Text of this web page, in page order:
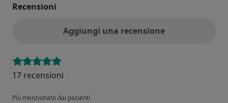
Recensioni
Aggiungi una recensione
17 recensioni
Più menzionato dai pazienti